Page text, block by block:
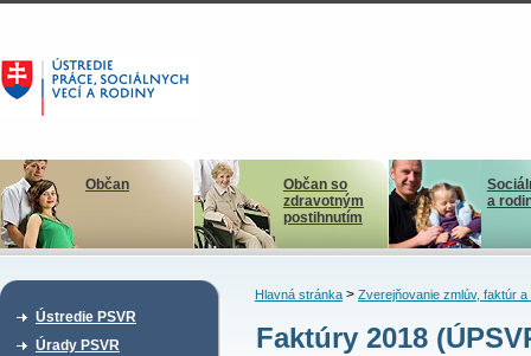
Občan
Občan so
zdravotným
postihnutím
a
Ústredie PSVR
Úrady PSVR
Hlavná stránka> Zverejňovanie zmlúv, faktúr a
Faktúry 2018